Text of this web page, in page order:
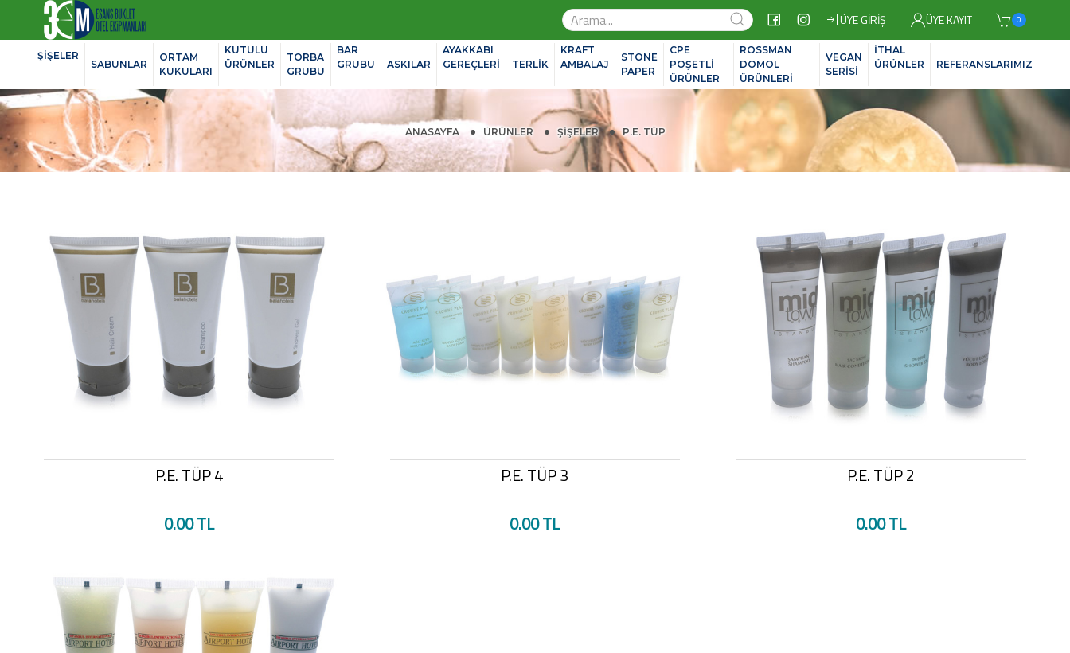
ÜYE GIRIŞ ÜYE KAYIT 0
ŞİŞELER
SABUNLAR
ORTAM
KUKULARI
KUTULU
ÜRÜNLER
TORBA
GRUBU
BAR
GRUBU
ASKILAR
AYAKKABI
GEREÇLERİ
TERLİK
KRAFT
AMBALAJ
STONE
PAPER
CPE
POŞETLİ
ÜRÜNLER
ROSSMAN
DOMOL
ÜRÜNLERİ
VEGAN
SERİSİ
İTHAL
ÜRÜNLER
REFERANSLARIMIZ
ANASAYFA ÜRÜNLER ŞIŞELER P.E. TÜP
P.E. TÜP 4
0.00 TL
P.E. TÜP 3
0.00 TL
P.E. TÜP 2
0.00 TL